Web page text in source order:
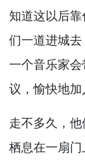
知道这以后靠
们一道进城去
一个音乐家会
议，愉快地加
走不多久， 他
栖息在一扇门